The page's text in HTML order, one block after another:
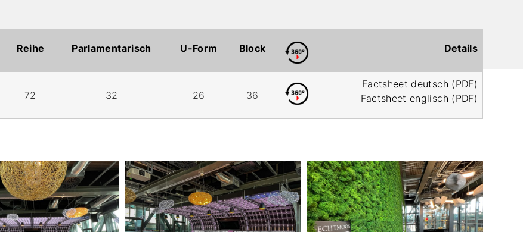
Reihe Parlamentarisch U-Form Block Details
72 32 26 36
Factsheet deutsch (PDF)
Factsheet englisch (PDF)